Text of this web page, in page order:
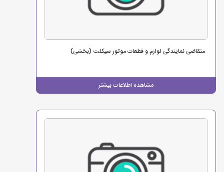
مشاهده اطلاعات بیشتر
متقاضی نمایندگی لوازم و قطعات موتور سیکلت (بخشی)